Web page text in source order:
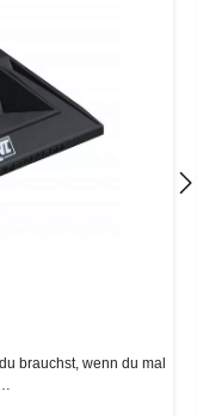
brauchst, wenn du mal